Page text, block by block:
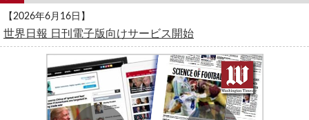
【2026年6月16日】
世界日報 日刊電子版向けサービス開始